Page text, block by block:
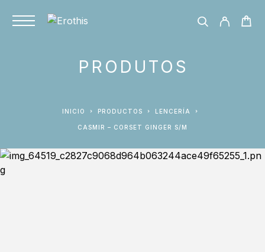
PRODUTOS
INICIO PRODUCTOS LENCERÍA
CASMIR – CORSET GINGER S/M